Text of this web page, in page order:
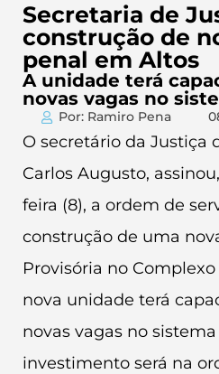
Secretaria de
construção de
penal em Altos
A unidade terá
novas vagas no
Por: Ramiro Pena
O secretário da Justiça
Carlos Augusto,
feira (8), a ordem de
construção de uma
Provisória no
nova unidade terá
novas vagas no
investimento será na